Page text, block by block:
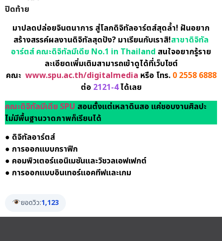
ปิดท้าย
มาปลดปล่อยจินตนาการ สู่โลกดิจิทัลอาร์ตส์สุดล้ำ! ฝันอยาก
สร้างสรรค์ผลงานดิจิทัลสุดปัง? มาเรียนกับเราสิ!สาขาดิจิทัล
อาร์ตส์ คณะดิจิทัลมีเดีย No.1 in Thailand สนใจอยากรู้ราย
ละเอียดเพิ่มเติมสามารถเข้าดูได้ที่เว็บไซต์
คณะ www.spu.ac.th/digitalmedia หรือ โทร.0 2558 6888
ต่อ 2121-4ได้เลย
คณะดิจิทัลมีเดีย SPU สอนตั้งแต่เหลาดินสอ แค่ชอบงานศิลปะ
ไม่มีพื้นฐานวาดภาพก็เรียนได้
● ดิจิทัลอาร์ตส์
● การออกแบบกราฟิก
● คอมพิวเตอร์แอนิเมชันและวิชวลเอฟเฟกต์
● การออกแบบอินเทอร์แอคทีฟและเกม
ยอดวิว:1,123